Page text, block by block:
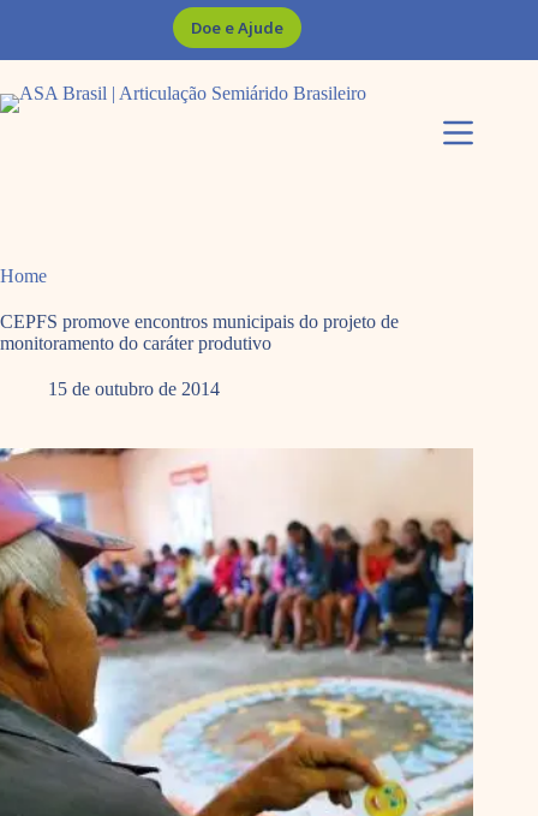
Doe e Ajude
Home
CEPFS promove encontros municipais do projeto de
monitoramento do caráter produtivo
15 de outubro de 2014